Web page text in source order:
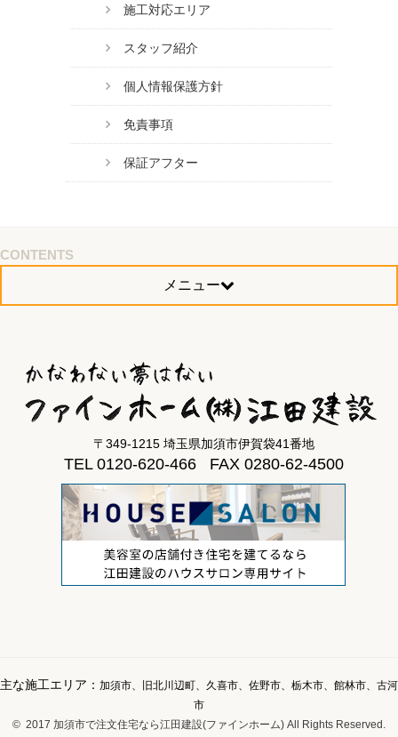
施工対応エリア
スタッフ紹介
個人情報保護方針
免責事項
保証アフター
CONTENTS
メニュー
〒349-1215 埼玉県加須市伊賀袋41番地
TEL 0120-620-466 FAX 0280-62-4500
主な施工エリア： 加須市、旧北川辺町、久喜市、佐野市、栃木市、館林市、古河
市
© 2017 加須市で注文住宅なら江田建設(ファインホーム) All Rights Reserved.